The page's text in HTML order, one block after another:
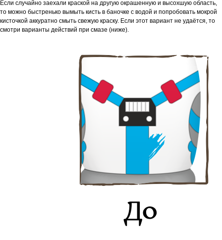
Если случайно заехали краской на другую окрашенную и высохшую область,
то можно быстренько вымыть кисть в баночке с водой и попробовать мокрой
кисточкой аккуратно смыть свежую краску. Если этот вариант не удаётся, то
смотри варианты действий при смазе (ниже).